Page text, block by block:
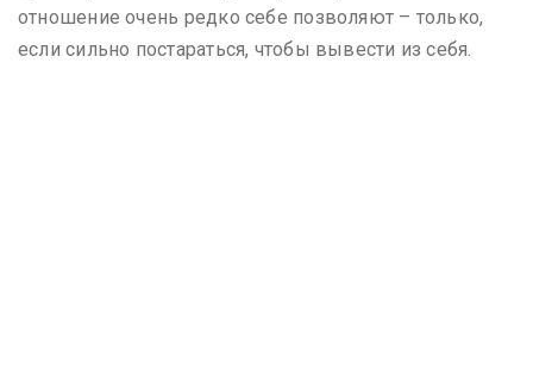
отношение очень редко себе позволяют – только,
если сильно постараться, чтобы вывести из себя.